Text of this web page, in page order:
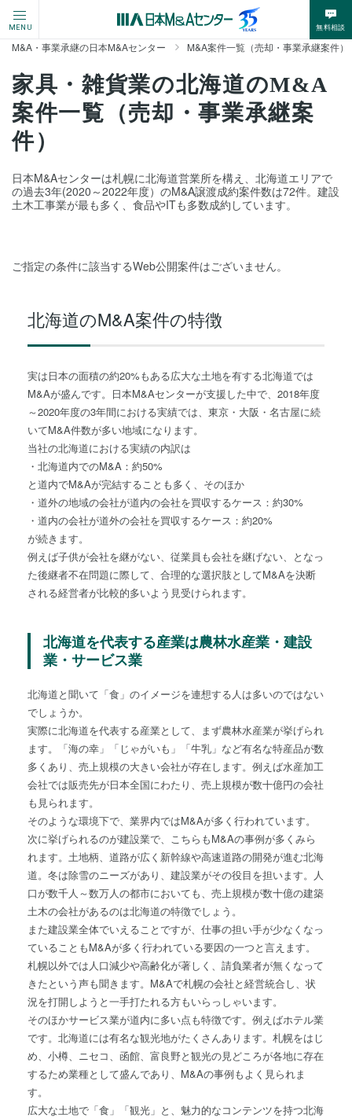
MENU 無料相談
M&A・事業承継の日本M&Aセンター M&A案件一覧（売却・事業承継案件）
家具・雑貨業の北海道のM&A
案件一覧（売却・事業承継案
件）
日本M&Aセンターは札幌に北海道営業所を構え、北海道エリアで
の過去3年(2020～2022年度）のM&A譲渡成約案件数は72件。建設
土木工事業が最も多く、食品やITも多数成約しています。
ご指定の条件に該当するWeb公開案件はございません。
北海道のM&A案件の特徴
実は日本の面積の約20%もある広大な土地を有する北海道では
M&Aが盛んです。日本M&Aセンターが支援した中で、2018年度
～2020年度の3年間における実績では、東京・大阪・名古屋に続
いてM&A件数が多い地域になります。
当社の北海道における実績の内訳は
・北海道内でのM&A：約50%
と道内でM&Aが完結することも多く、そのほか
・道外の地域の会社が道内の会社を買収するケース：約30%
・道内の会社が道外の会社を買収するケース：約20%
が続きます。
例えば子供が会社を継がない、従業員も会社を継げない、となっ
た後継者不在問題に際して、合理的な選択肢としてM&Aを決断
される経営者が比較的多いよう見受けられます。
北海道を代表する産業は農林水産業・建設
業・サービス業
北海道と聞いて「食」のイメージを連想する人は多いのではない
でしょうか。
実際に北海道を代表する産業として、まず農林水産業が挙げられ
ます。「海の幸」「じゃがいも」「牛乳」など有名な特産品が数
多くあり、売上規模の大きい会社が存在します。例えば水産加工
会社では販売先が日本全国にわたり、売上規模が数十億円の会社
も見られます。
そのような環境下で、業界内ではM&Aが多く行われています。
次に挙げられるのが建設業で、こちらもM&Aの事例が多くみら
れます。土地柄、道路が広く新幹線や高速道路の開発が進む北海
道。冬は除雪のニーズがあり、建設業がその役目を担います。人
口が数千人～数万人の都市においても、売上規模が数十億の建築
土木の会社があるのは北海道の特徴でしょう。
また建設業全体でいえることですが、仕事の担い手が少なくなっ
ていることもM&Aが多く行われている要因の一つと言えます。
札幌以外では人口減少や高齢化が著しく、請負業者が無くなって
きたという声も聞きます。M&Aで札幌の会社と経営統合し、状
況を打開しようと一手打たれる方もいらっしゃいます。
そのほかサービス業が道内に多い点も特徴です。例えばホテル業
です。北海道には有名な観光地がたくさんあります。札幌をはじ
め、小樽、ニセコ、函館、富良野と観光の見どころが各地に存在
するため業種として盛んであり、M&Aの事例もよく見られま
す。
広大な土地で「食」「観光」と、魅力的なコンテンツを持つ北海